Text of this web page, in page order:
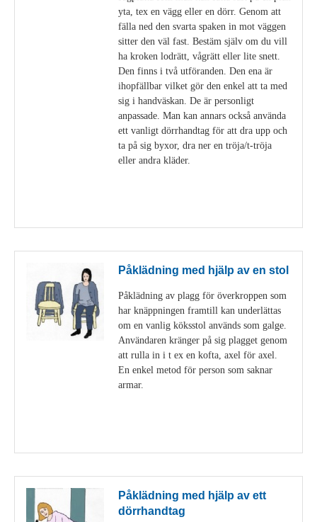
yta, tex en vägg eller en dörr. Genom att
fälla ned den svarta spaken in mot väggen
sitter den väl fast. Bestäm själv om du vill
ha kroken lodrätt, vågrätt eller lite snett.
Den finns i två utföranden. Den ena är
ihopfällbar vilket gör den enkel att ta med
sig i handväskan. De är personligt
anpassade. Man kan annars också använda
ett vanligt dörrhandtag för att dra upp och
ta på sig byxor, dra ner en tröja/t-tröja
eller andra kläder.
Påklädning med hjälp av en stol
Påklädning av plagg för överkroppen som
har knäppningen framtill kan underlättas
om en vanlig köksstol används som galge.
Användaren kränger på sig plagget genom
att rulla in i t ex en kofta, axel för axel.
En enkel metod för person som saknar
armar.
Påklädning med hjälp av ett
dörrhandtag